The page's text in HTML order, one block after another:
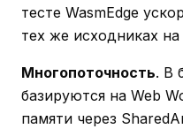
тесте WasmEdge
тех же исходниках на
Многопоточность. В
базируются на Web
памяти через